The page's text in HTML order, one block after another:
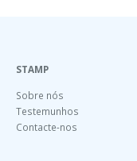
STAMP
Sobre nós
Testemunhos
Contacte-nos